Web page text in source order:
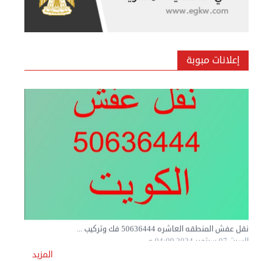
إعلانات مبوبة
نقل عفش المنطقه العاشره 50636444 فك وتركيب ...
المزيد